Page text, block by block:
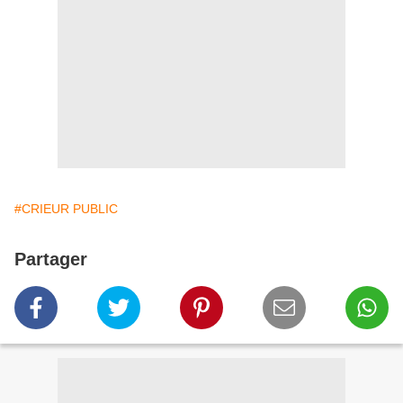
#CRIEUR PUBLIC
Partager